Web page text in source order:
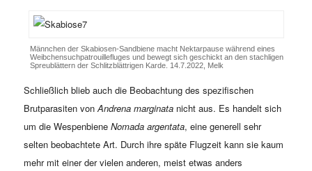
Männchen der Skabiosen-Sandbiene macht Nektarpause während eines
Weibchensuchpatrouillefluges und bewegt sich geschickt an den stachligen
Spreublättern der Schlitzblättrigen Karde. 14.7.2022, Melk
Schließlich blieb auch die Beobachtung des spezifischen
Brutparasiten vonAndrena marginata nicht aus. Es handelt sich
um die WespenbieneNomada argentata, eine generell sehr
selten beobachtete Art. Durch ihre späte Flugzeit kann sie kaum
mehr mit einer der vielen anderen, meist etwas anders